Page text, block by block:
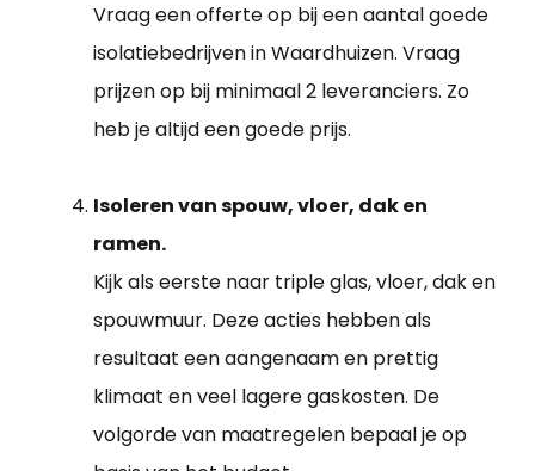
Vraag een offerte op bij een aantal goede
isolatiebedrijven in Waardhuizen. Vraag
prijzen op bij minimaal 2 leveranciers. Zo
heb je altijd een goede prijs.
Isoleren van spouw, vloer, dak en
ramen.
Kijk als eerste naar triple glas, vloer, dak en
spouwmuur. Deze acties hebben als
resultaat een aangenaam en prettig
klimaat en veel lagere gaskosten. De
volgorde van maatregelen bepaal je op